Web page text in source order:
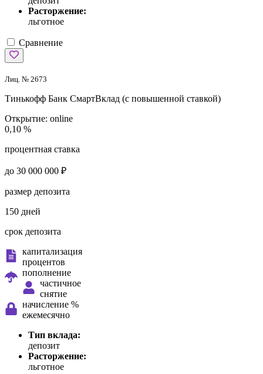
Расторжение:
льготное
Сравнение
Лиц. № 2673
Тинькофф Банк СмартВклад (с повышенной ставкой)
Открытие: online
0,10 %
процентная ставка
до 30 000 000 ₽
размер депозита
150 дней
срок депозита
капитализация
процентов
пополнение
частичное
снятие
начисление %
ежемесячно
Тип вклада:
депозит
Расторжение:
льготное